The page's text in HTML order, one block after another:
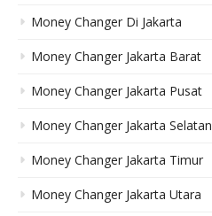
Money Changer Di Jakarta
Money Changer Jakarta Barat
Money Changer Jakarta Pusat
Money Changer Jakarta Selatan
Money Changer Jakarta Timur
Money Changer Jakarta Utara